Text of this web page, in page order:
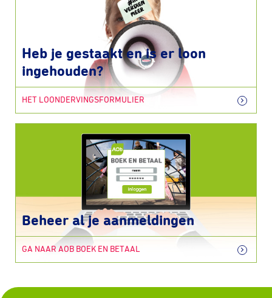
Heb je gestaakt en is er loon
ingehouden?
HET LOONDERVINGSFORMULIER
Beheer al je aanmeldingen
GA NAAR AOB BOEK EN BETAAL